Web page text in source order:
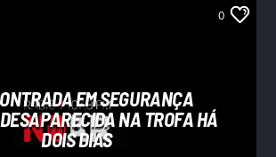
0
EM SEGURANÇA
NA TROFA HÁ
DOIS DIAS